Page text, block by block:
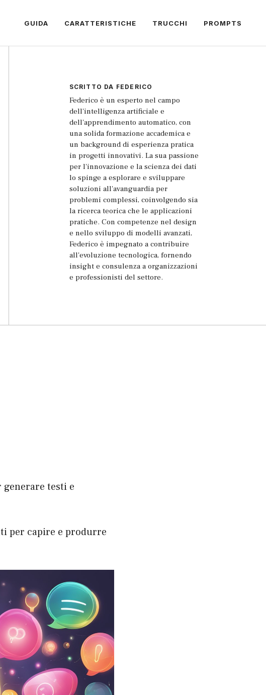
GUIDA CARATTERISTICHE TRUCCHI PROMPTS
SCRITTO DA FEDERICO
Federico è un esperto nel campo
dell'intelligenza artificiale e
dell'apprendimento automatico, con
una solida formazione accademica e
un background di esperienza pratica
in progetti innovativi. La sua passione
per l'innovazione e la scienza dei dati
lo spinge a esplorare e sviluppare
soluzioni all'avanguardia per
problemi complessi, coinvolgendo sia
la ricerca teorica che le applicazioni
pratiche. Con competenze nel design
e nello sviluppo di modelli avanzati,
Federico è impegnato a contribuire
all'evoluzione tecnologica, fornendo
insight e consulenza a organizzazioni
e professionisti del settore.
generare testi e
per capire e produrre